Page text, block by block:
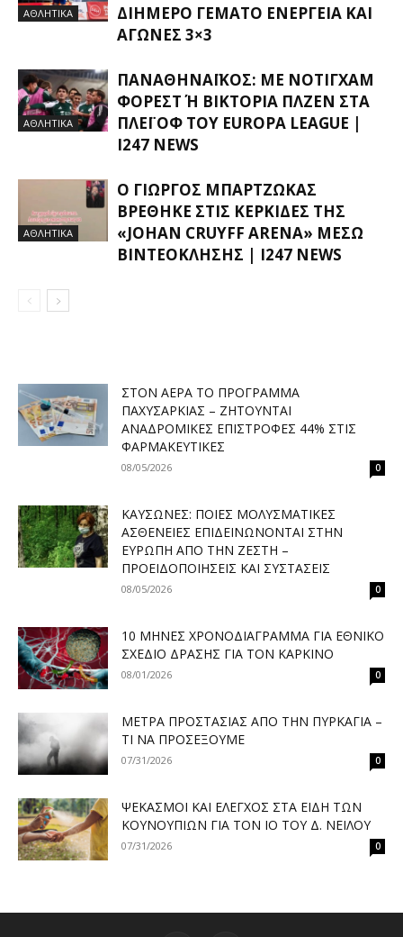
ΑΘΛΗΤΙΚΑ
ΔΙΉΜΕΡΟ ΓΕΜΆΤΟ ΕΝΈΡΓΕΙΑ ΚΑΙ
ΑΓΏΝΕΣ 3×3
ΑΘΛΗΤΙΚΑ
ΠΑΝΑΘΗΝΑΪΚΌΣ: ΜΕ ΝΌΤΙΓΧΑΜ
ΦΌΡΕΣΤ Ή ΒΙΚΤΌΡΙΑ ΠΛΖΕΝ ΣΤΑ Π
ΛΈΙ ΟΦ ΤΟΥ EUROPA LEAGUE |
I247 NEWS
ΑΘΛΗΤΙΚΑ
Ο ΓΙΏΡΓΟΣ ΜΠΑΡΤΖΏΚΑΣ
ΒΡΈΘΗΚΕ ΣΤΙΣ ΚΕΡΚΊΔΕΣ ΤΗΣ
«JOHAN CRUYFF ARENA» ΜΈΣΩ
ΒΙΝΤΕΟΚΛΉΣΗΣ | I247 NEWS
ΣΤΟΝ ΑΈΡΑ ΤΟ ΠΡΌΓΡΑΜΜΑ
ΠΑΧΥΣΑΡΚΊΑΣ – ΖΗΤΟΎΝΤΑΙ
ΑΝΑΔΡΟΜΙΚΈΣ ΕΠΙΣΤΡΟΦΈΣ 44% ΣΤΙΣ
ΦΑΡΜΑΚΕΥΤΙΚΈΣ
08/05/2026 0
ΚΑΎΣΩΝΕΣ: ΠΟΙΕΣ ΜΟΛΥΣΜΑΤΙΚΈΣ
ΑΣΘΈΝΕΙΕΣ ΕΠΙΔΕΙΝΏΝΟΝΤΑΙ ΣΤΗΝ
ΕΥΡΏΠΗ ΑΠΌ ΤΗΝ ΖΈΣΤΗ –
ΠΡΟΕΙΔΟΠΟΙΉΣΕΙΣ ΚΑΙ ΣΥΣΤΆΣΕΙΣ
08/05/2026 0
10 ΜΉΝΕΣ ΧΡΟΝΟΔΙΆΓΡΑΜΜΑ ΓΙΑ ΕΘΝΙΚΌ
ΣΧΈΔΙΟ ΔΡΆΣΗΣ ΓΙΑ ΤΟΝ ΚΑΡΚΊΝΟ
08/01/2026 0
ΜΈΤΡΑ ΠΡΟΣΤΑΣΊΑΣ ΑΠΌ ΤΗΝ ΠΥΡΚΑΓΙΆ –
ΤΙ ΝΑ ΠΡΟΣΈΞΟΥΜΕ
07/31/2026 0
ΨΕΚΑΣΜΟΊ ΚΑΙ ΈΛΕΓΧΟΣ ΣΤΑ ΕΊΔΗ ΤΩΝ
ΚΟΥΝΟΥΠΙΏΝ ΓΙΑ ΤΟΝ ΙΌ ΤΟΥ Δ. ΝΕΊΛΟΥ
07/31/2026 0